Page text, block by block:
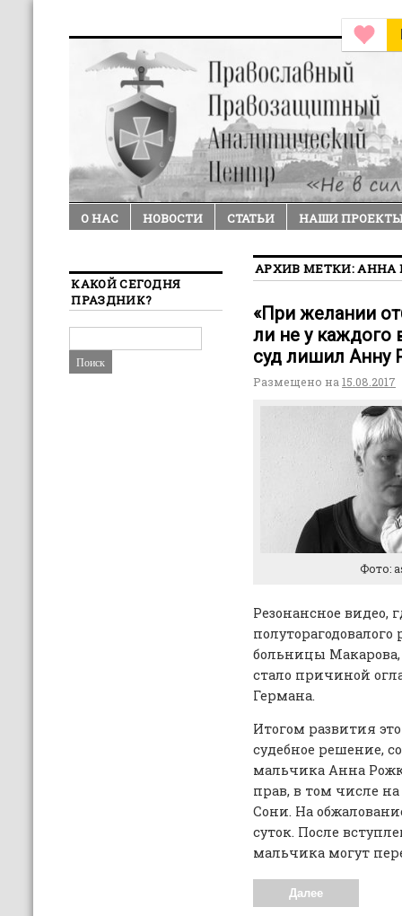
О НАС НОВОСТИ СТАТЬИ НАШИ
АРХИВ МЕТКИ:АННА
«При желании
ли не у каждого
суд лишил Анну
Размещено на 15.08.2017
Фото:
Резонансное видео,
больницы
стало причиной
Германа.
Итогом развития
судебное решение,
мальчика Анна
прав, в том числе
Сони. На
суток. После
мальчика могут
Далее
КАКОЙ СЕГОДНЯ
ПРАЗДНИК?